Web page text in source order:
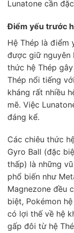
Lunatone cần
Điểm yếu trước
Hệ Thép là điểm
được giữ nguyên
thức hệ Thép
Thép nổi tiếng
kháng rất nhiều
mẽ. Việc
đáng kể.
Các chiêu thức
Gyro Ball (đặc
thấp) là những
phổ biến như
Magnezone đều
biệt, Pokémon
có lợi thế về hệ
gấp đôi từ hệ